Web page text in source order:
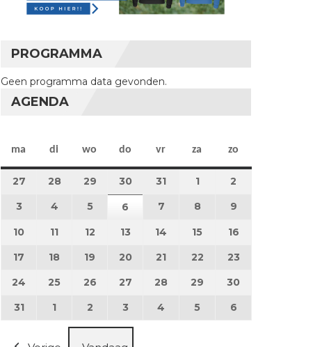
PROGRAMMA
Geen programma data gevonden.
AGENDA
ma maandag
di dinsdag
wo woensdag
do donderdag
vr vrijdag
za zaterdag
zo
27 27 juli 2026
28 28 juli 2026
29 29 juli 2026
3030 juli 2026
31 31 juli 2026
11 augustus 2026
2
3 3 augustus 2026
4 4 augustus 2026
55 augustus 2026
6 6 augustus 2026
7 7 augustus 2026
8 8 augustus 2026
9
10 10 augustus 2026
11 11 augustus 2026
12 12 augustus 2026
13 13 augustus 2026
14 14 augustus 2026
15 15 augustus 2026
16
17 17 augustus 2026
18 18 augustus 2026
19 19 augustus 2026
20 20 augustus 2026
21 21 augustus 2026
22 22 augustus 2026
23
24 24 augustus 2026
25 25 augustus 2026
26 26 augustus 2026
27 27 augustus 2026
28 28 augustus 2026
29 29 augustus 2026
30
3131 augustus 2026
1 1 september 2026
2 2 september 2026
3 3 september 2026
4 4 september 2026
5 5 september 2026
6